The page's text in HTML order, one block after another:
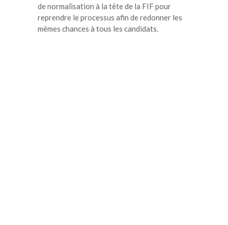
de normalisation à la tête de la FIF pour
reprendre le processus afin de redonner les
mêmes chances à tous les candidats.